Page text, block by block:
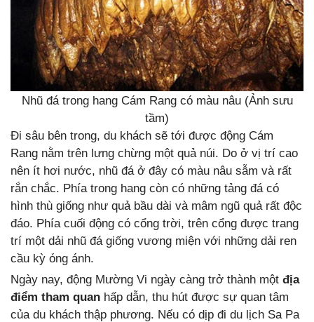
Nhũ đá trong hang Cám Rang có màu nâu (Ảnh sưu
tầm)
Đi sâu bên trong, du khách sẽ tới được động Cám
Rang nằm trên lưng chừng một quả núi. Do ở vị trí cao
nên ít hơi nước, nhũ đá ở đây có màu nâu sẫm và rất
rắn chắc. Phía trong hang còn có những tảng đá có
hình thù giống như quả bầu dài và mâm ngũ quả rất độc
đáo. Phía cuối động có cổng trời, trên cổng được trang
trí một dải nhũ đá giống vương miện với những dải ren
cầu kỳ óng ánh.
Ngày nay, động Mường Vi ngày càng trở thành một địa
điểm tham quan hấp dẫn, thu hút được sự quan tâm
của du khách thập phương. Nếu có dịp đi du lịch Sa Pa